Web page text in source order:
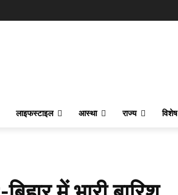
लाइफस्टाइल आस्था राज्य विशेष